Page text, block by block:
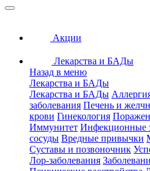
Акции
Лекарства и БАДы
Назад в меню
Лекарства и БАДы
Лекарства и БАДы
заболевания Печень и
крови Гинекология
Иммунитет Инфекционные
сосуды Вредные привычки
Суставы и позвоночник
Лор-заболевания